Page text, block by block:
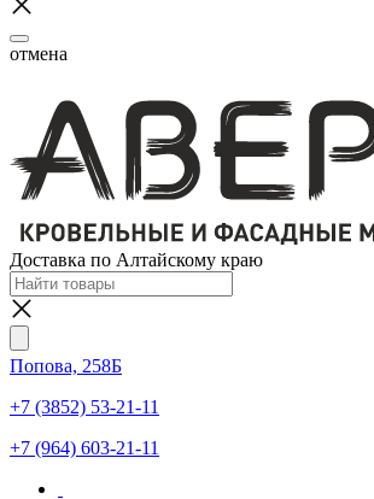
отмена
Доставка по Алтайскому краю
Попова, 258Б
+7 (3852) 53-21-11
+7 (964) 603-21-11